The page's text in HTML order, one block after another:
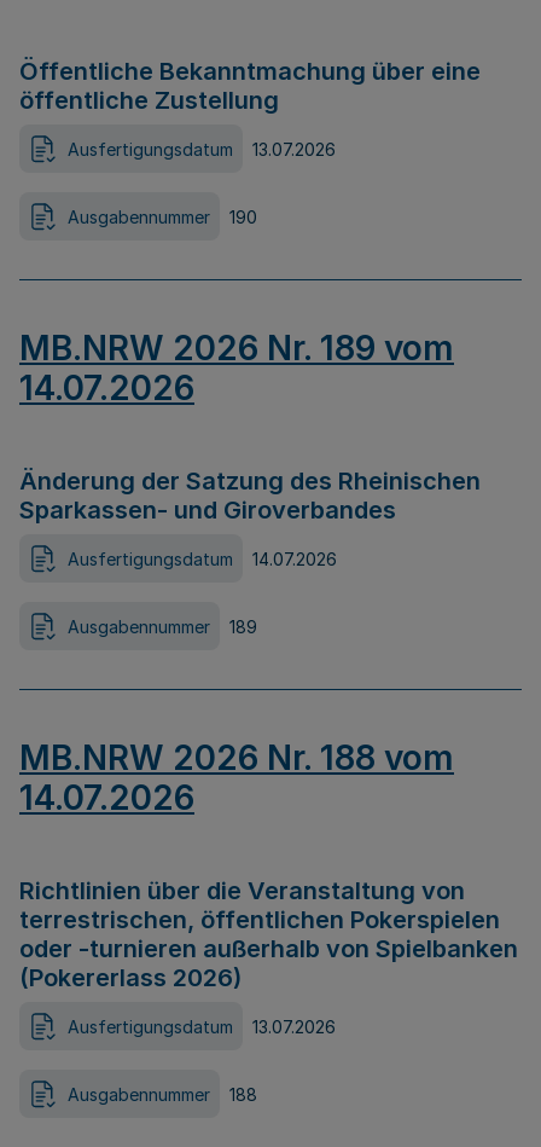
Öffentliche Bekanntmachung über eine
öffentliche Zustellung
Ausfertigungsdatum 13.07.2026
Ausgabennummer 190
MB.NRW 2026 Nr. 189 vom
14.07.2026
Änderung der Satzung des Rheinischen
Sparkassen- und Giroverbandes
Ausfertigungsdatum 14.07.2026
Ausgabennummer 189
MB.NRW 2026 Nr. 188 vom
14.07.2026
Richtlinien über die Veranstaltung von
terrestrischen, öffentlichen Pokerspielen
oder -turnieren außerhalb von Spielbanken
(Pokererlass 2026)
Ausfertigungsdatum 13.07.2026
Ausgabennummer 188